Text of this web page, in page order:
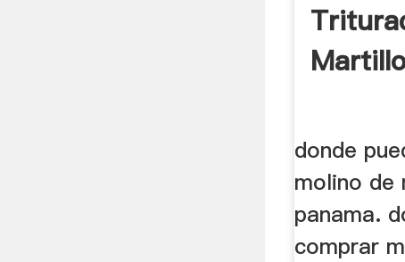
donde
molino de
panama.
comprar